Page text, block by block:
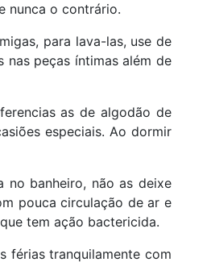
nunca o contrário.
para lava-las, use de
nas peças íntimas além de
as de algodão de
especiais. Ao dormir
no banheiro, não as deixe
pouca circulação de ar e
tem ação bactericida.
férias tranquilamente com